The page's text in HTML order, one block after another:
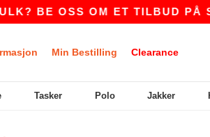
BE OSS OM ET TILBUD PÅ
Min Bestilling Clearance
Tasker Polo Jakker